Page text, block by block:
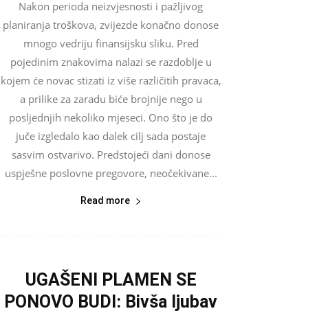
Nakon perioda neizvjesnosti i pažljivog
planiranja troškova, zvijezde konačno donose
mnogo vedriju finansijsku sliku. Pred
pojedinim znakovima nalazi se razdoblje u
kojem će novac stizati iz više različitih pravaca,
a prilike za zaradu biće brojnije nego u
posljednjih nekoliko mjeseci. Ono što je do
juče izgledalo kao dalek cilj sada postaje
sasvim ostvarivo. Predstojeći dani donose
uspješne poslovne pregovore, neočekivane...
Read more
UGAŠENI PLAMEN SE
PONOVO BUDI: Bivša ljubav